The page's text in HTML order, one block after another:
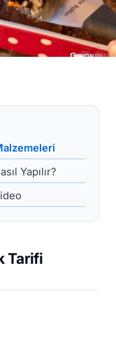
Yapılır?
Tarifi